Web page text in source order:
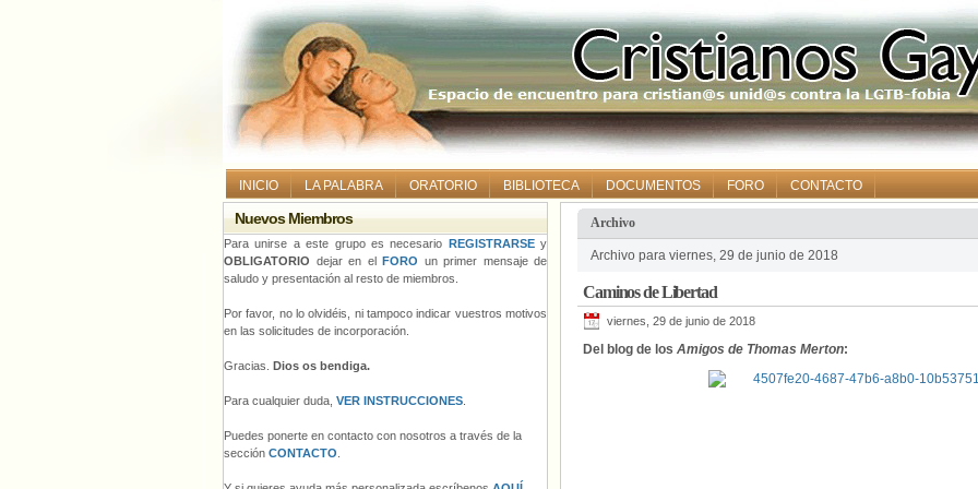
INICIO LA PALABRA ORATORIO BIBLIOTECA DOCUMENTOS FORO CONTACTO
Archivo
Archivo para viernes, 29 de junio de 2018
Caminos de Libertad
viernes, 29 de junio de 2018
Del blog de los Amigos de Thomas Merton:
Nuevos Miembros
Para unirse a este grupo es necesario REGISTRARSEy
OBLIGATORIO dejar en el FORO un primer mensaje de
saludo y presentación al resto de miembros.
Por favor, no lo olvidéis, ni tampoco indicar vuestros motivos
en las solicitudes de incorporación.
Gracias. Dios os bendiga.
Para cualquier duda, VER INSTRUCCIONES
Puedes ponerte en contacto con nosotros a través de la
sección CONTACTO